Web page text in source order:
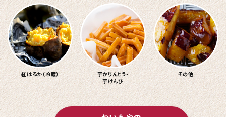
紅はるか（冷蔵）
芋かりんとう・
芋けんぴ
その他